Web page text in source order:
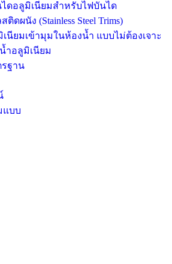
ดอลูมิเนียมสำหรับไฟบันได
ติดผนัง (Stainless Steel Trims)
นียมเข้ามุมในห้องน้ำ แบบไม่ต้องเจาะ
ำอลูมิเนียม
ฐาน
แบบ